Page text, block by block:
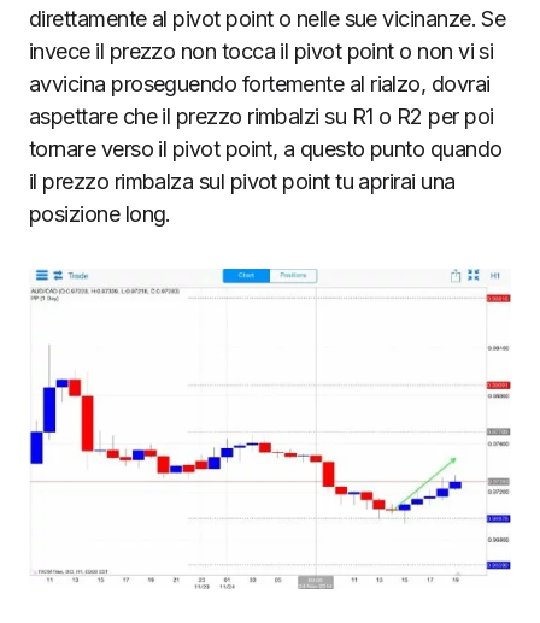
direttamente al pivot point o nelle sue vicinanze. Se
invece il prezzo non tocca il pivot point o non vi si
avvicina proseguendo fortemente al rialzo, dovrai
aspettare che il prezzo rimbalzi su R1 o R2 per poi
tornare verso il pivot point, a questo punto quando
il prezzo rimbalza sul pivot point tu aprirai una
posizione long.